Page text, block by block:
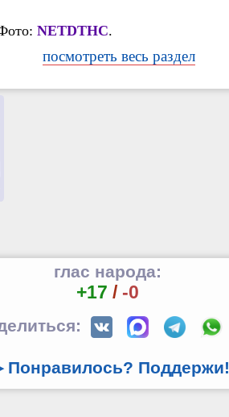
NETDTHC.
посмотреть весь раздел
глас народа:
+17 / -0
Понравилось? Поддержи!